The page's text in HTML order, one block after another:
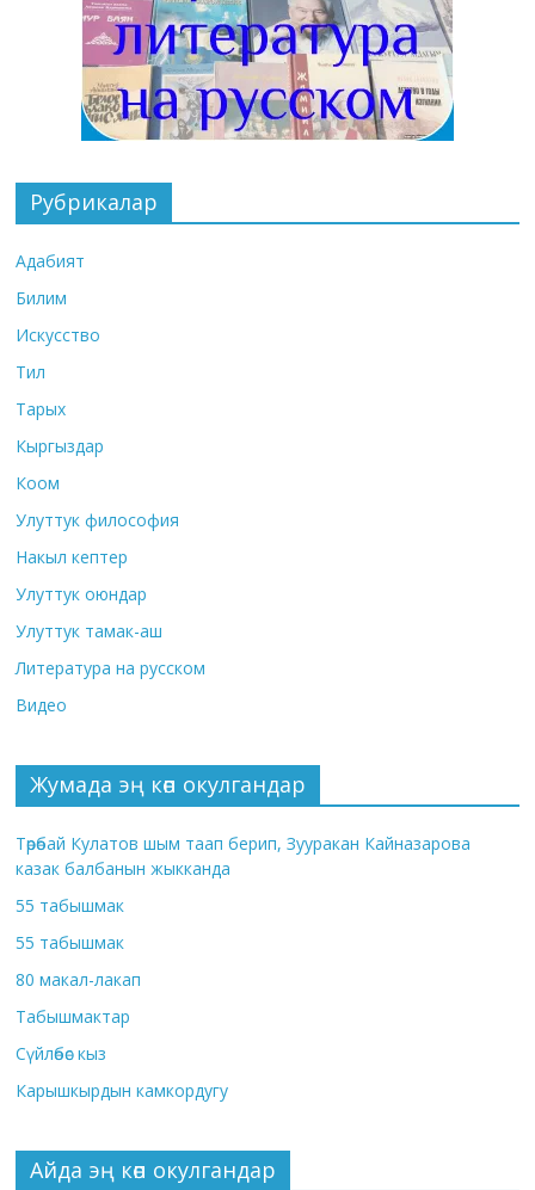
Рубрикалар
Адабият
Билим
Искусство
Тил
Тарых
Кыргыздар
Коом
Улуттук философия
Накыл кептер
Улуттук оюндар
Улуттук тамак-аш
Литература на русском
Видео
Жумада эң көп окулгандар
Төрөбай Кулатов шым таап берип, Зууракан Кайназарова
казак балбанын жыкканда
55 табышмак
55 табышмак
80 макал-лакап
Табышмактар
Сүйлөбөс кыз
Карышкырдын камкордугу
Айда эң көп окулгандар